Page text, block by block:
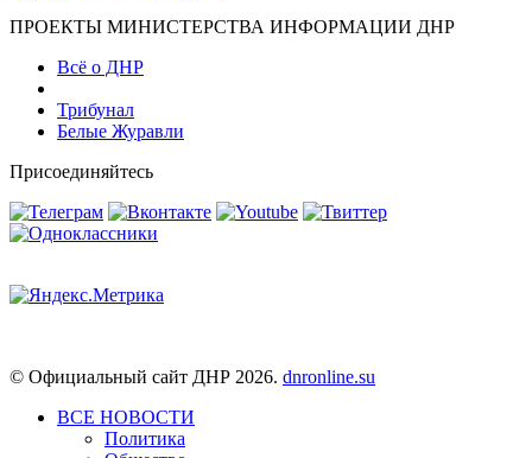
ПРОЕКТЫ МИНИСТЕРСТВА ИНФОРМАЦИИ ДНР
Всё о ДНР
Трибунал
Белые Журавли
Присоединяйтесь
© Официальный сайт ДНР 2026. dnronline.su
ВСЕ НОВОСТИ
Политика